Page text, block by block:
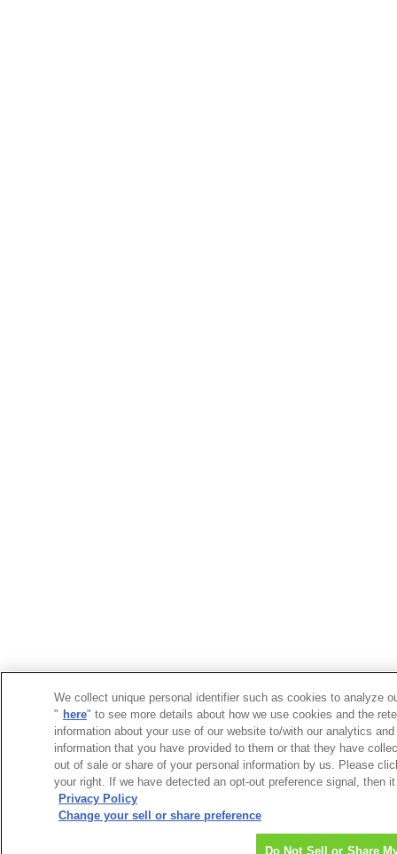
We collect unique personal identifier such as cookies to analyze
" here" to see more details about how we use cookies and the
information about your use of our website to/with our analytics
information that you have provided to them or that they have
out of sale or share of your personal information by us. Please
your right. If we have detected an opt-out preference signal, then
Privacy Policy
Change your sell or share preference
Do Not Sell or Share